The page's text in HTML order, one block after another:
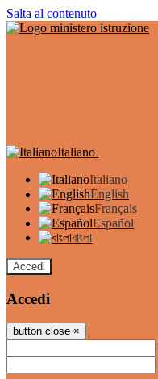
Salta al contenuto
Italiano
Italiano
English
Français
Español
বাংলা
Accedi
Accedi
button close ×